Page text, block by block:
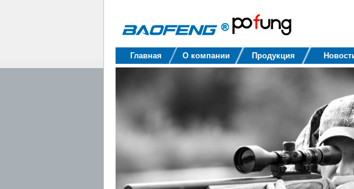
Baofeng
Главная О компании Продукция